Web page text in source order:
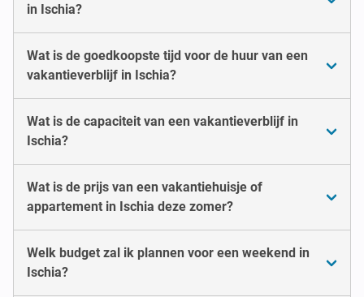
in Ischia?
Wat is de goedkoopste tijd voor de huur van een
vakantieverblijf in Ischia?
Wat is de capaciteit van een vakantieverblijf in
Ischia?
Wat is de prijs van een vakantiehuisje of
appartement in Ischia deze zomer?
Welk budget zal ik plannen voor een weekend in
Ischia?